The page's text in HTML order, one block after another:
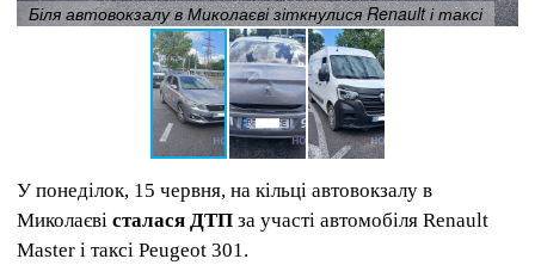
Біля автовокзалу в Миколаєві зіткнулися Renault і таксі
У понеділок, 15 червня, на кільці автовокзалу в
Миколаєві сталася ДТП за участі автомобіля Renault
Master і таксі Peugeot 301.